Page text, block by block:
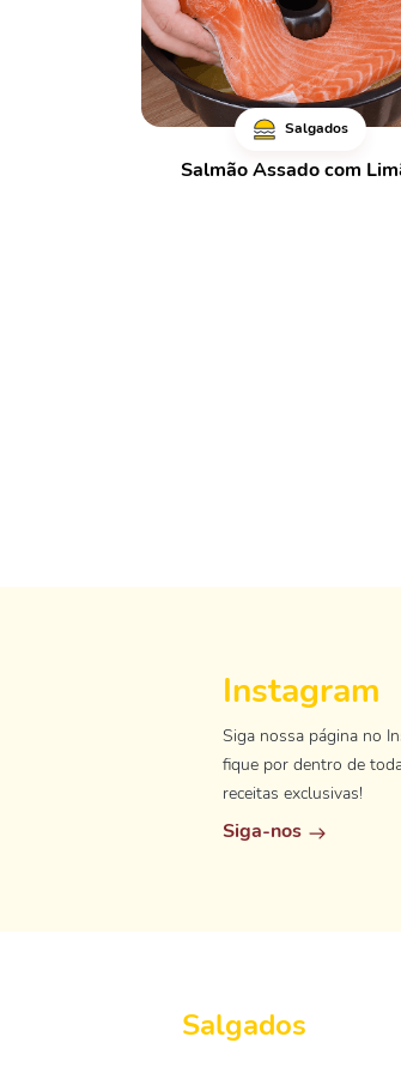
Salgados
Salmão Assado com
Instagram
Siga nossa página no
fique por dentro de
receitas exclusivas!
Siga-nos
Salgados